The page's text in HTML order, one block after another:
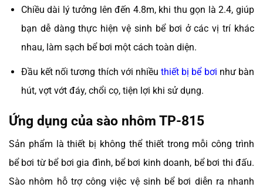
Chiều dài lý tưởng lên đến 4.8m, khi thu gọn là 2.4, giúp
bạn dễ dàng thực hiện vệ sinh bể bơi ở các vị trí khác
nhau, làm sạch bể bơi một cách toàn diện.
Đầu kết nối tương thích với nhiềuthiết bị bể bơi như bàn
hút, vợt vớt đáy, chổi cọ, tiện lợi khi sử dụng.
Ứng dụng của sào nhôm TP-815
Sản phẩm là thiết bị không thể thiết trong mỗi công trình
bể bơi từ bể bơi gia đình, bể bơi kinh doanh, bể bơi thi đấu.
Sào nhôm hỗ trợ công việc vệ sinh bể bơi diễn ra nhanh